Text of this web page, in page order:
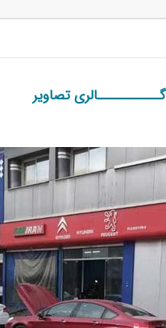
گـــــــــــالری تصاویر